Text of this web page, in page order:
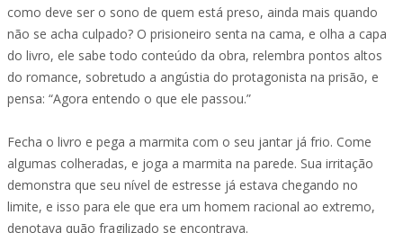
como deve ser o sono de quem está preso, ainda mais quando
não se acha culpado? O prisioneiro senta na cama, e olha a capa
do livro, ele sabe todo conteúdo da obra, relembra pontos altos
do romance, sobretudo a angústia do protagonista na prisão, e
pensa: “Agora entendo o que ele passou.”
Fecha o livro e pega a marmita com o seu jantar já frio. Come
algumas colheradas, e joga a marmita na parede. Sua irritação
demonstra que seu nível de estresse já estava chegando no
limite, e isso para ele que era um homem racional ao extremo,
denotava quão fragilizado se encontrava.